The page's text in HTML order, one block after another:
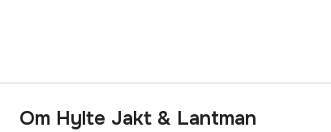
Om Hylte Jakt & Lantman